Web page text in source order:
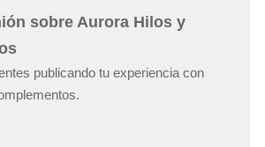
sobre Aurora Hilos y
publicando tu experiencia con